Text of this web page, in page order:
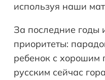
используя наши
За последние годы
приоритеты:
ребенок с хорошим
русским сейчас